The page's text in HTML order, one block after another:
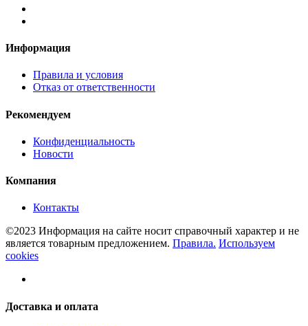
Информация
Правила и условия
Отказ от ответственности
Рекомендуем
Конфиденциальность
Новости
Компания
Контакты
©2023 Информация на сайте носит справочный характер и не
является товарным предложением. Правила. Используем
cookies
Доставка и оплата